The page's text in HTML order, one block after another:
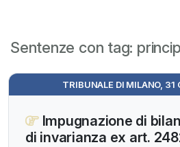
Sentenze con tag:
TRIBUNALE DI MILANO,
Impugnazione di
di invarianza ex art.